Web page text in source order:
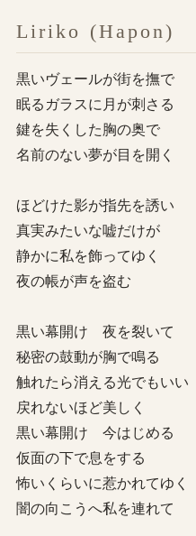
Liriko (Hapon)
黒いヴェールが街を撫で
眠るガラスに月が刺さる
鍵を失くした胸の奥で
名前のない夢が目を開く
ほどけた影が指先を誘い
真実みたいな嘘だけが
静かに私を飾ってゆく
夜の帳が声を盗む
黒い幕開け 夜を裂いて
秘密の鼓動が胸で鳴る
触れたら消える光でもいい
戻れないほど美しく
黒い幕開け 今はじめる
仮面の下で息をする
怖いくらいに惹かれてゆく
闇の向こうへ私を連れて